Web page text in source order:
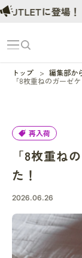
トップ
編集部か
「8枚重ねのガーゼ
再入荷
「8枚重ね
た！
2026.06.26
に登場！